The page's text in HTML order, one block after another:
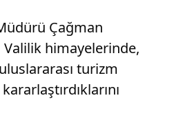
Çağman
Valilik himayelerinde,
turizm